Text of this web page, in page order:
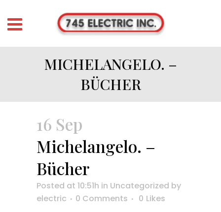
MICHELANGELO. –
BÜCHER
16 Sep
Michelangelo. –
Bücher
Posted at 10:51h in Uncategorized by
electric
0 Comments 0 Likes